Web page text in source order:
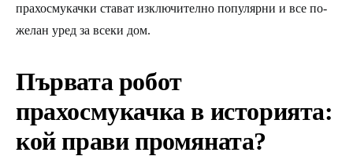
прахосмукачки стават изключително популярни и все по-
желан уред за всеки дом.
Първата робот
прахосмукачка в историята:
кой прави промяната?